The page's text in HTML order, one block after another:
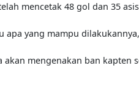
mencetak 48 gol dan 35
apa yang mampu
mengenakan ban kapten